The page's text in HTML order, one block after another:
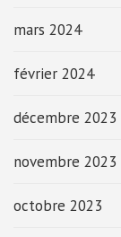
mars 2024
février 2024
décembre 2023
novembre 2023
octobre 2023